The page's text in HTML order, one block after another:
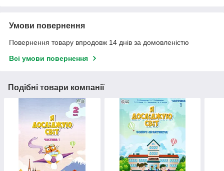
Умови повернення
Повернення товару впродовж 14 днів за домовленістю
Всі умови повернення
Подібні товари компанії